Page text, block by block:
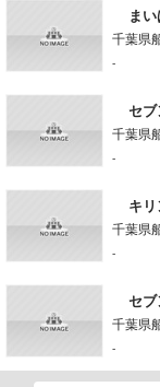
ま
千葉県
-
セブ
千葉県
-
キ
千葉県
-
セブ
千葉県
-